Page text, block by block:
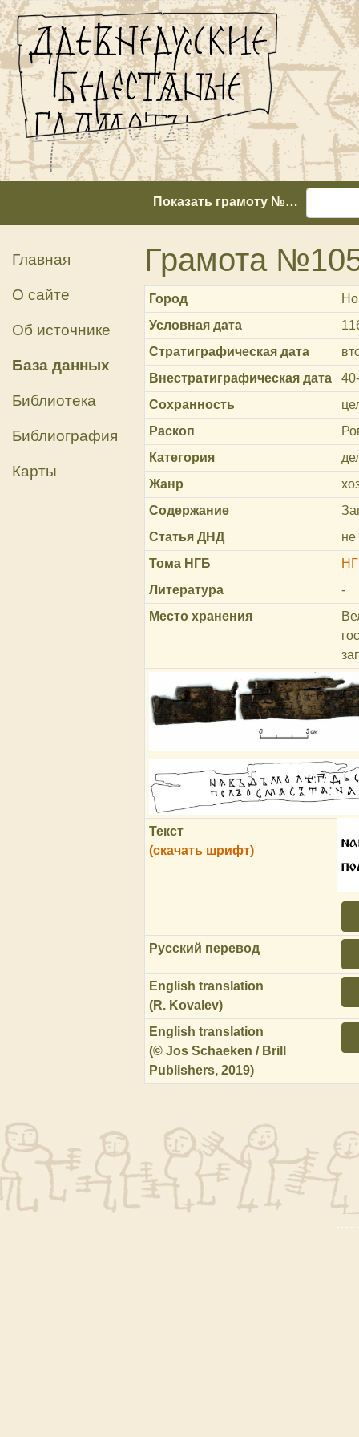
Показать грамоту №…
Главная
О сайте
Об источнике
База данных
Библиотека
Библиография
Карты
Грамота
Город
Условная дата
Стратиграфическая дата
Внестратиграфическая дата
Сохранность
Раскоп
Категория
Жанр
Содержание
Статья ДНД
Тома НГБ
Литература
-
Место хранения
Текст
(скачать шрифт)
Русский перевод
English translation
(R. Kovalev)
English translation
(© Jos Schaeken / Brill
Publishers, 2019)